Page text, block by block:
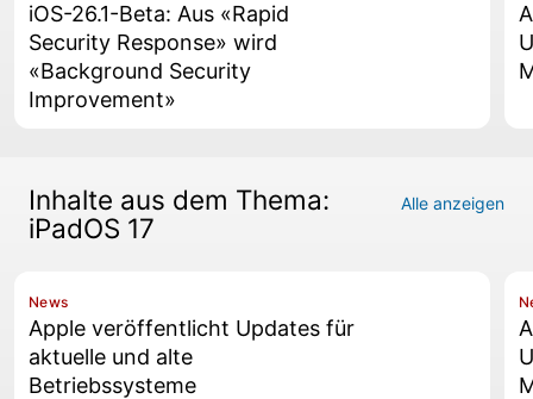
iOS-26.1-Beta: Aus «Rapid
Security Response» wird
«Background Security
Improvement»
Inhalte aus dem Thema:
iPadOS 17
Alle anzeigen
News
Apple veröffentlicht Updates für
aktuelle und alte
Betriebssysteme